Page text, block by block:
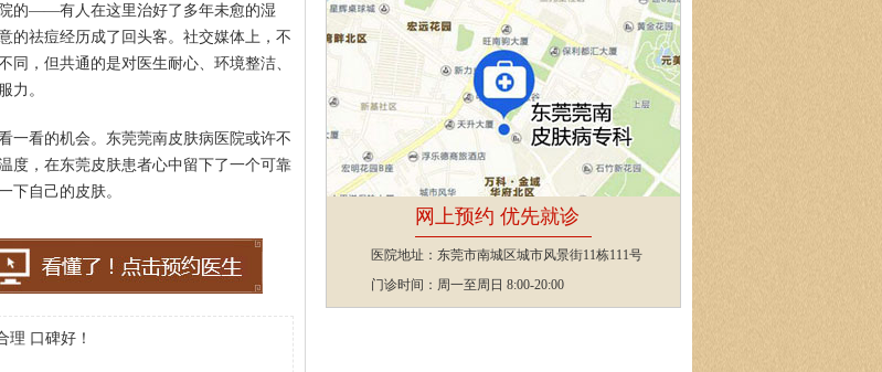
的——有人在这里治好了多年未愈的湿
的祛痘经历成了回头客。社交媒体上，不
，但共通的是对医生耐心、环境整洁、
力。
一看的机会。东莞莞南皮肤病医院或许不
度，在东莞皮肤患者心中留下了一个可靠
下自己的皮肤。
理 口碑好！
网上预约 优先就诊
医院地址：东莞市南城区城市风景街11栋111号
门诊时间：周一至周日 8:00-20:00